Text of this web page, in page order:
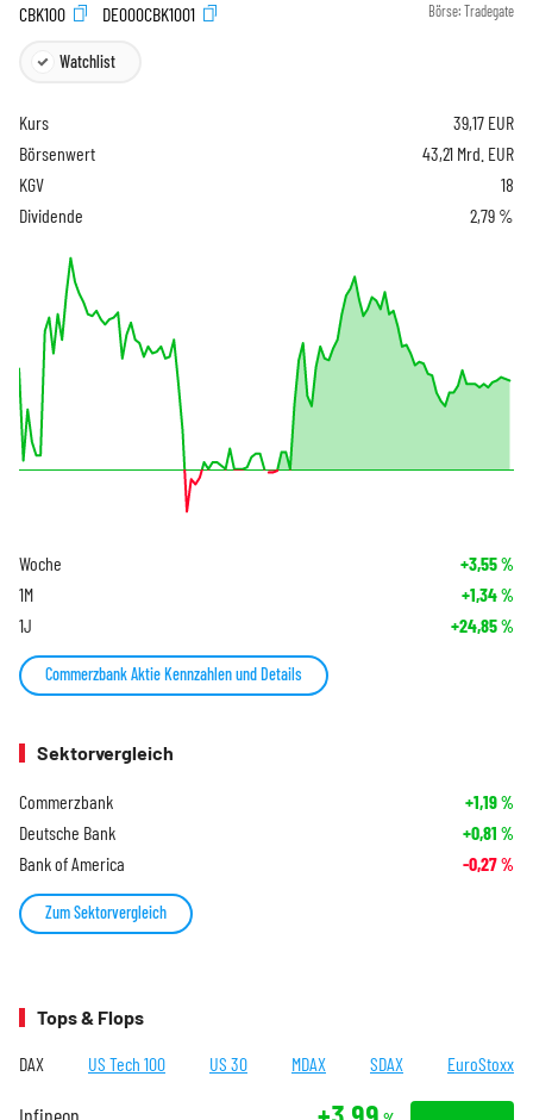
CBK100
DE000CBK1001 Börse: Tradegate
Watchlist
Kurs 39,17 EUR
Börsenwert
43,21 Mrd. EUR
KGV
18
Dividende
2,79 %
Woche +3,55%
1M +1,34%
1J +24,85%
Commerzbank Aktie Kennzahlen und Details
Sektorvergleich
Commerzbank +1,19%
Deutsche Bank +0,81 %
Bank of America -0,27%
Zum Sektorvergleich
Tops & Flops
DAX US Tech 100 US 30 MDAX SDAX EuroStoxx
Infineon